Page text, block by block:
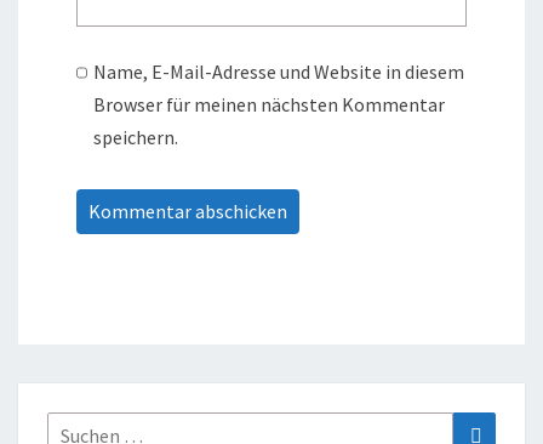
Name, E-Mail-Adresse und Website in diesem
Browser für meinen nächsten Kommentar
speichern.
Suche
Suchen